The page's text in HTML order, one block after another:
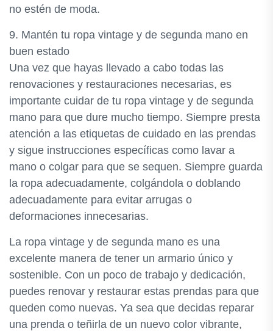
no estén de moda.
9. Mantén tu ropa vintage y de segunda mano en
buen estado
Una vez que hayas llevado a cabo todas las
renovaciones y restauraciones necesarias, es
importante cuidar de tu ropa vintage y de segunda
mano para que dure mucho tiempo. Siempre presta
atención a las etiquetas de cuidado en las prendas
y sigue instrucciones específicas como lavar a
mano o colgar para que se sequen. Siempre guarda
la ropa adecuadamente, colgándola o doblando
adecuadamente para evitar arrugas o
deformaciones innecesarias.
La ropa vintage y de segunda mano es una
excelente manera de tener un armario único y
sostenible. Con un poco de trabajo y dedicación,
puedes renovar y restaurar estas prendas para que
queden como nuevas. Ya sea que decidas reparar
una prenda o teñirla de un nuevo color vibrante,